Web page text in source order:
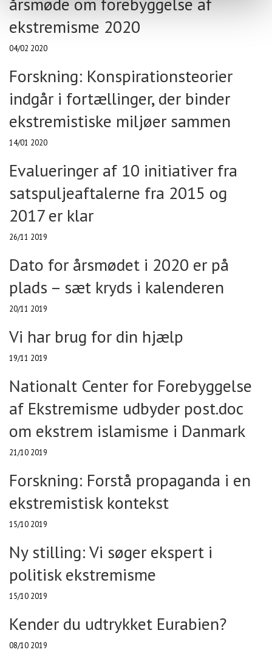
ekstremisme 2020
04/02 2020
Forskning: Konspirationsteorier
indgår i fortællinger, der binder
ekstremistiske miljøer sammen
14/01 2020
Evalueringer af 10 initiativer fra
satspuljeaftalerne fra 2015 og
2017 er klar
26/11 2019
Dato for årsmødet i 2020 er på
plads – sæt kryds i kalenderen
20/11 2019
Vi har brug for din hjælp
19/11 2019
Nationalt Center for Forebyggelse
af Ekstremisme udbyder post.doc
om ekstrem islamisme i Danmark
21/10 2019
Forskning: Forstå propaganda i en
ekstremistisk kontekst
15/10 2019
Ny stilling: Vi søger ekspert i
politisk ekstremisme
15/10 2019
Kender du udtrykket Eurabien?
08/10 2019